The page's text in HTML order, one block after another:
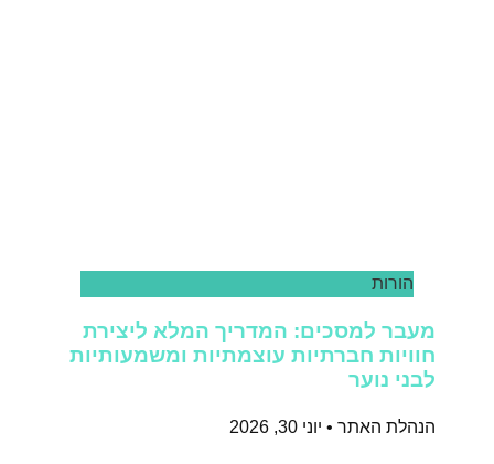
הורות
מעבר למסכים: המדריך המלא ליצירת
חוויות חברתיות עוצמתיות ומשמעותיות
לבני נוער
הנהלת האתר יוני 30, 2026